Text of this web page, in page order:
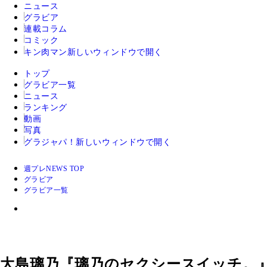
ニュース
グラビア
連載コラム
コミック
キン肉マン 新しいウィンドウで開く
トップ
グラビア一覧
ニュース
ランキング
動画
写真
グラジャパ！ 新しいウィンドウで開く
週プレNEWS TOP
グラビア
グラビア一覧
大島璃乃『璃乃のセクシースイッチ。』